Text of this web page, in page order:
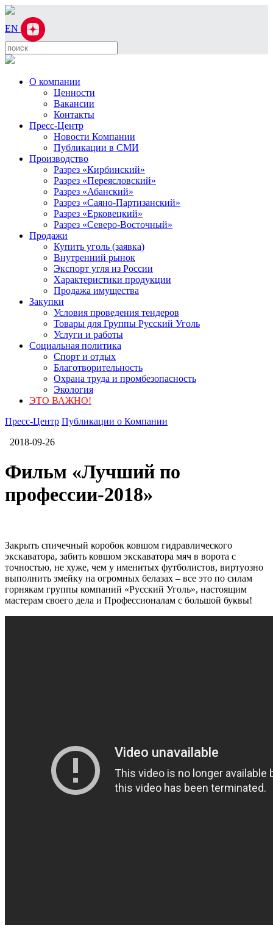
EN
О компании
Ценности
Вакансии
Контакты
Пресс-Центр
Новости Компании
Публикации в СМИ
Производство
Разрез «Кирбинский»
Разрез «Переясловский»
Разрез «Абанский»
Разрез «Саяно-Партизанский»
Разрез «Ерковецкий»
Разрез «Северо-Восточный»
Продажи
Купить уголь (заявка)
Внутренний рынок
Экспорт угля из России
Характеристики продукции
Продажа имущества
Закупки
Условия проведения тендеров
Товары для Группы Русский Уголь
Услуги и работы
Социальная политика
Спорт и отдых
Благотворительность
Охрана труда и промбезопасность
Экология
ЭТО ВАЖНО!
Пресс-Центр Публикации о Компании
2018-09-26
Фильм «Лучший по
профессии-2018»
Закрыть спичечный коробок ковшом гидравлического
экскаватора, забить ковшом экскаватора мяч в ворота с
точностью, не хуже, чем у именитых футболистов, виртуозно
выполнить змейку на огромных белазах – все это по силам
горнякам группы компаний «Русский Уголь», настоящим
мастерам своего дела и Профессионалам с большой буквы!